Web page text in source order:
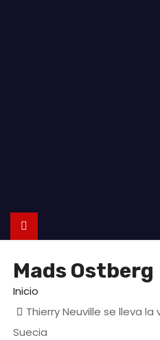
Mads Ostberg
Inicio
Thierry Neuville se lleva
Suecia